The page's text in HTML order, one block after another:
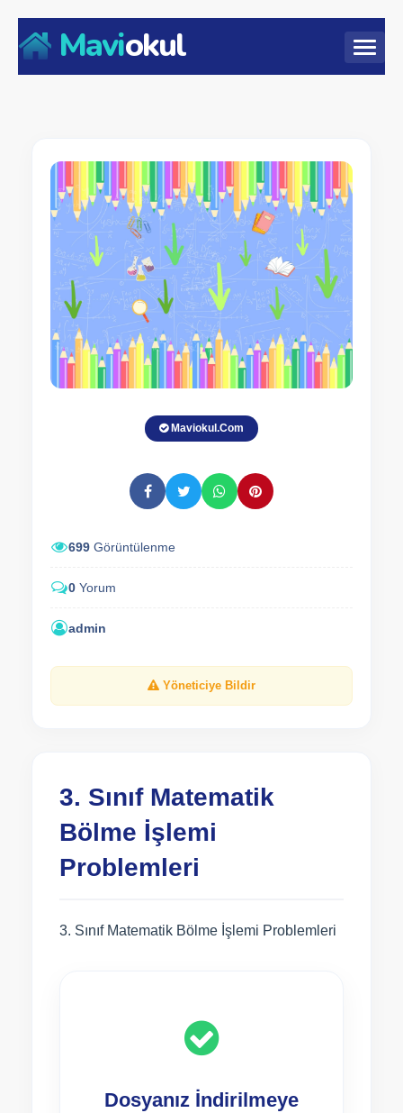
Maviokul
Maviokul.Com
699 Görüntülenme
0 Yorum
admin
Yöneticiye Bildir
3. Sınıf Matematik
Bölme İşlemi
Problemleri
3. Sınıf Matematik Bölme İşlemi Problemleri
Dosyanız İndirilmeye